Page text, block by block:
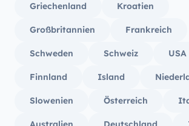
Griechenland Kroatien
Großbritannien Frankreich
Schweden Schweiz USA
Finnland Island
Slowenien Österreich